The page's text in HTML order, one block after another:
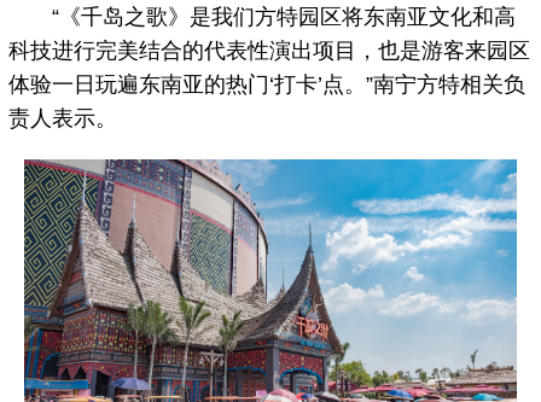
“《千岛之歌》是我们方特园区将东南亚文化和高
科技进行完美结合的代表性演出项目，也是游客来园区
体验一日玩遍东南亚的热门‘打卡’点。”南宁方特相关负
责人表示。